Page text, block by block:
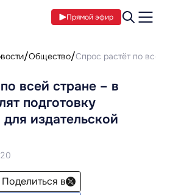
Прямой эфир
Общество Спрос растёт по всей
всей стране – в
подготовку
издательской
Поделиться в